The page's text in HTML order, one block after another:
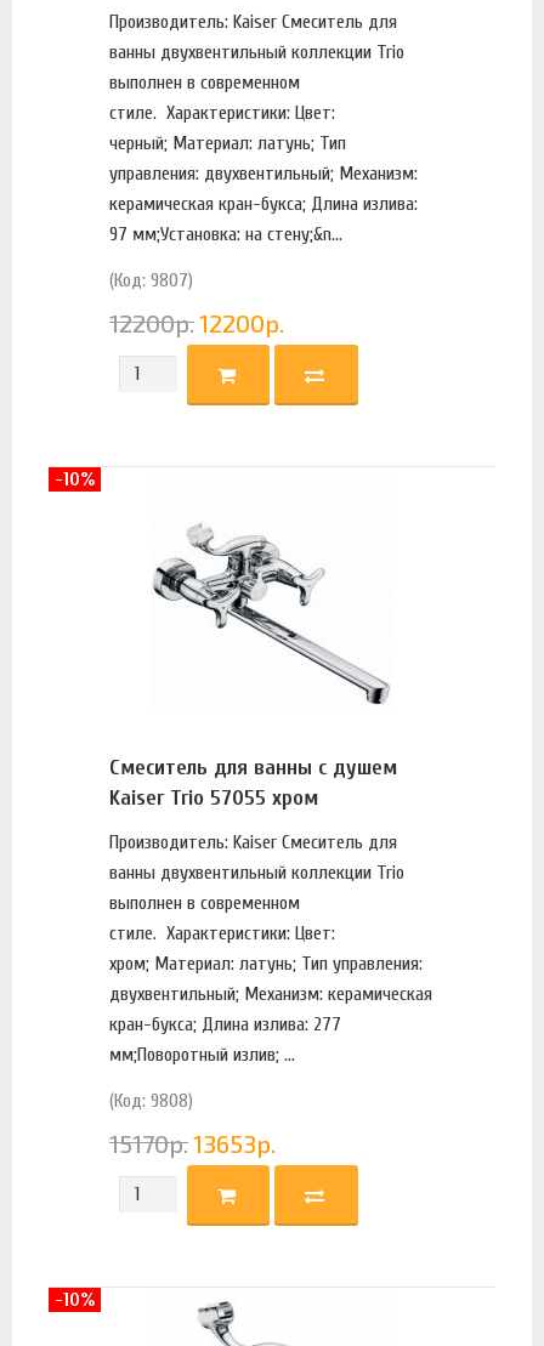
Производитель: Kaiser Смеситель для
ванны двухвентильный коллекции Trio
выполнен в современном
стиле. Характеристики: Цвет:
черный; Материал: латунь; Тип
управления: двухвентильный; Механизм:
керамическая кран-букса; Длина излива:
97 мм;Установка: на стену;&n...
(Код: 9807)
12200р.12200р.
Смеситель для ванны с душем
Kaiser Trio 57055 хром
Производитель: Kaiser Смеситель для
ванны двухвентильный коллекции Trio
выполнен в современном
стиле. Характеристики: Цвет:
хром; Материал: латунь; Тип управления:
двухвентильный; Механизм: керамическая
кран-букса; Длина излива: 277
мм;Поворотный излив; ...
(Код: 9808)
15170р.13653р.
-10%
-10%